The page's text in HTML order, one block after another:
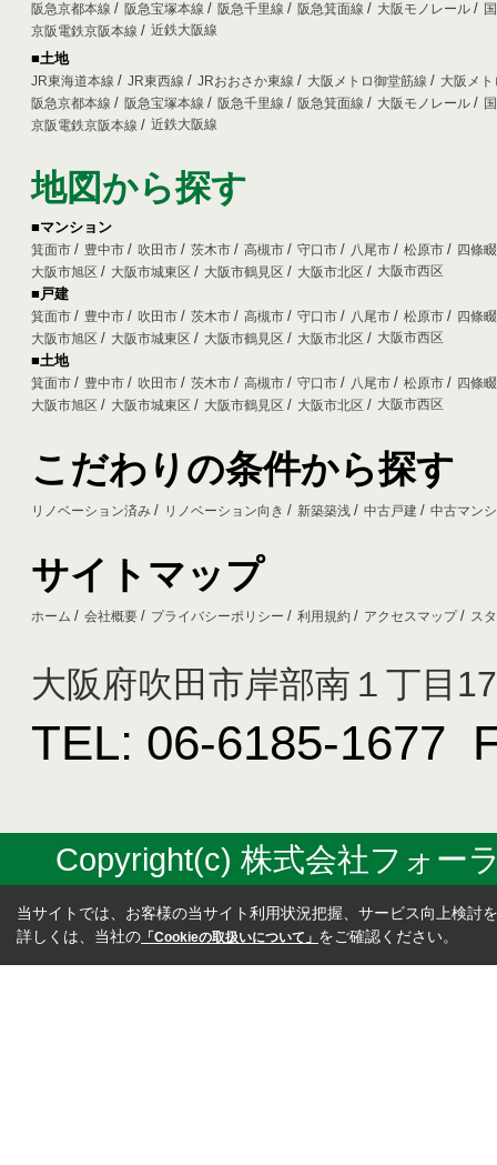
阪急京都本線
阪急宝塚本線 阪急千里線 阪急箕面線 大阪モノレール
京阪電鉄京阪本線
近鉄大阪線
■土地
JR東海道本線 JR東西線 JRおおさか東線 大阪メトロ御堂筋線
大阪メ
阪急京都本線
阪急宝塚本線 阪急千里線 阪急箕面線 大阪モノレール
京阪電鉄京阪本線
近鉄大阪線
地図から探す
■マンション
箕面市 豊中市 吹田市 茨木市 高槻市 守口市 八尾市 松原市
四條
大阪市旭区
大阪市城東区 大阪市鶴見区 大阪市北区 大阪市西区
■戸建
箕面市 豊中市 吹田市 茨木市 高槻市 守口市 八尾市 松原市
四條
大阪市旭区
大阪市城東区 大阪市鶴見区 大阪市北区 大阪市西区
■土地
箕面市 豊中市 吹田市 茨木市 高槻市 守口市 八尾市 松原市
四條
大阪市旭区
大阪市城東区 大阪市鶴見区 大阪市北区 大阪市西区
こだわりの条件から探す
リノベーション済み リノベーション向き 新築築浅 中古戸建 中古マン
サイトマップ
ホーム 会社概要 プライバシーポリシー 利用規約 アクセスマップ ス
大阪府吹田市岸部南１丁目
TEL: 06-6185-1677
Copyright(c) 株式会社フォー
当サイトでは、お客様の当サイト利用状況把握、サービス向上検討
詳しくは、当社の 「Cookieの取扱いについて」 をご確認ください。